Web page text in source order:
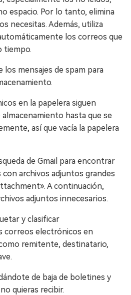
espacio. Por lo tanto, elimina
necesitas. Además, utiliza
los correos que
tiempo.
los mensajes de spam para
en la papelera siguen
hasta que se
así que vacía la papelera
de Gmail para encontrar
archivos adjuntos grandes
A continuación,
adjuntos innecesarios.
y clasificar
correos electrónicos en
remitente, destinatario,
de baja de boletines y
quieras recibir.